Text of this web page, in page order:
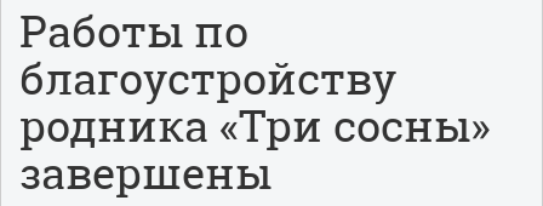
Работы по
благоустройству
родника «Три сосны»
завершены